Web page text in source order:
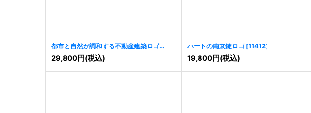
都市と自然が調和する不動産建築ロゴ
[11428]
29,800円(税込)
ハートの南京錠ロゴ [11412]
19,800円(税込)